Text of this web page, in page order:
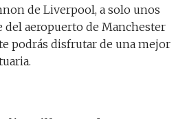
de Liverpool, a solo unos
del aeropuerto de Manchester
podrás disfrutar de una mejor